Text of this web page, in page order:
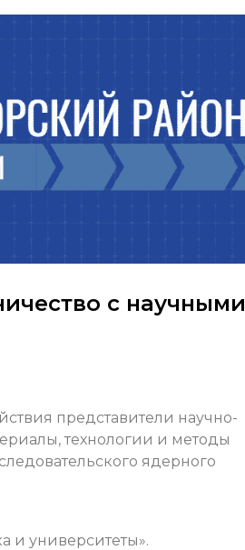
с научными
представители научно-
технологии и методы
ядерного
и университеты».